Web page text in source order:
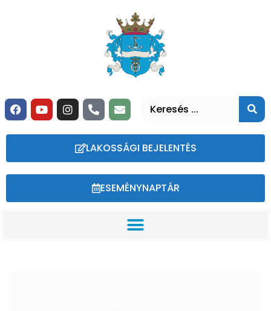
LAKOSSÁGI BEJELENTÉS
ESEMÉNYNAPTÁR